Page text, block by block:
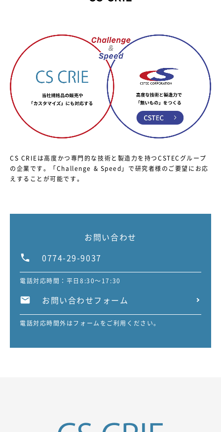
CS CRIEは高度かつ専門的な技術と製造力を持つCSTECグループ
の企業です。
「Challenge & Speed」で研究者様のご要望にお応
えすることが可能です。
お問い合わせ
0774-29-9037
電話対応時間：平日8:30～17:30
お問い合わせフォーム
電話対応時間外はフォームをご利用ください。